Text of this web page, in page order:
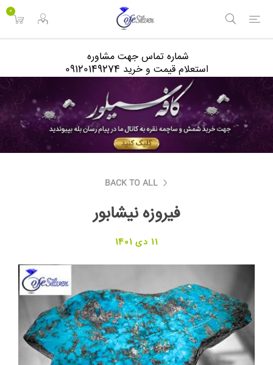
0
شماره تماس جهت مشاوره
استعلام قیمت و خرید 09120149274
BACK TO ALL
فیروزه نیشابور
11 دی 1401